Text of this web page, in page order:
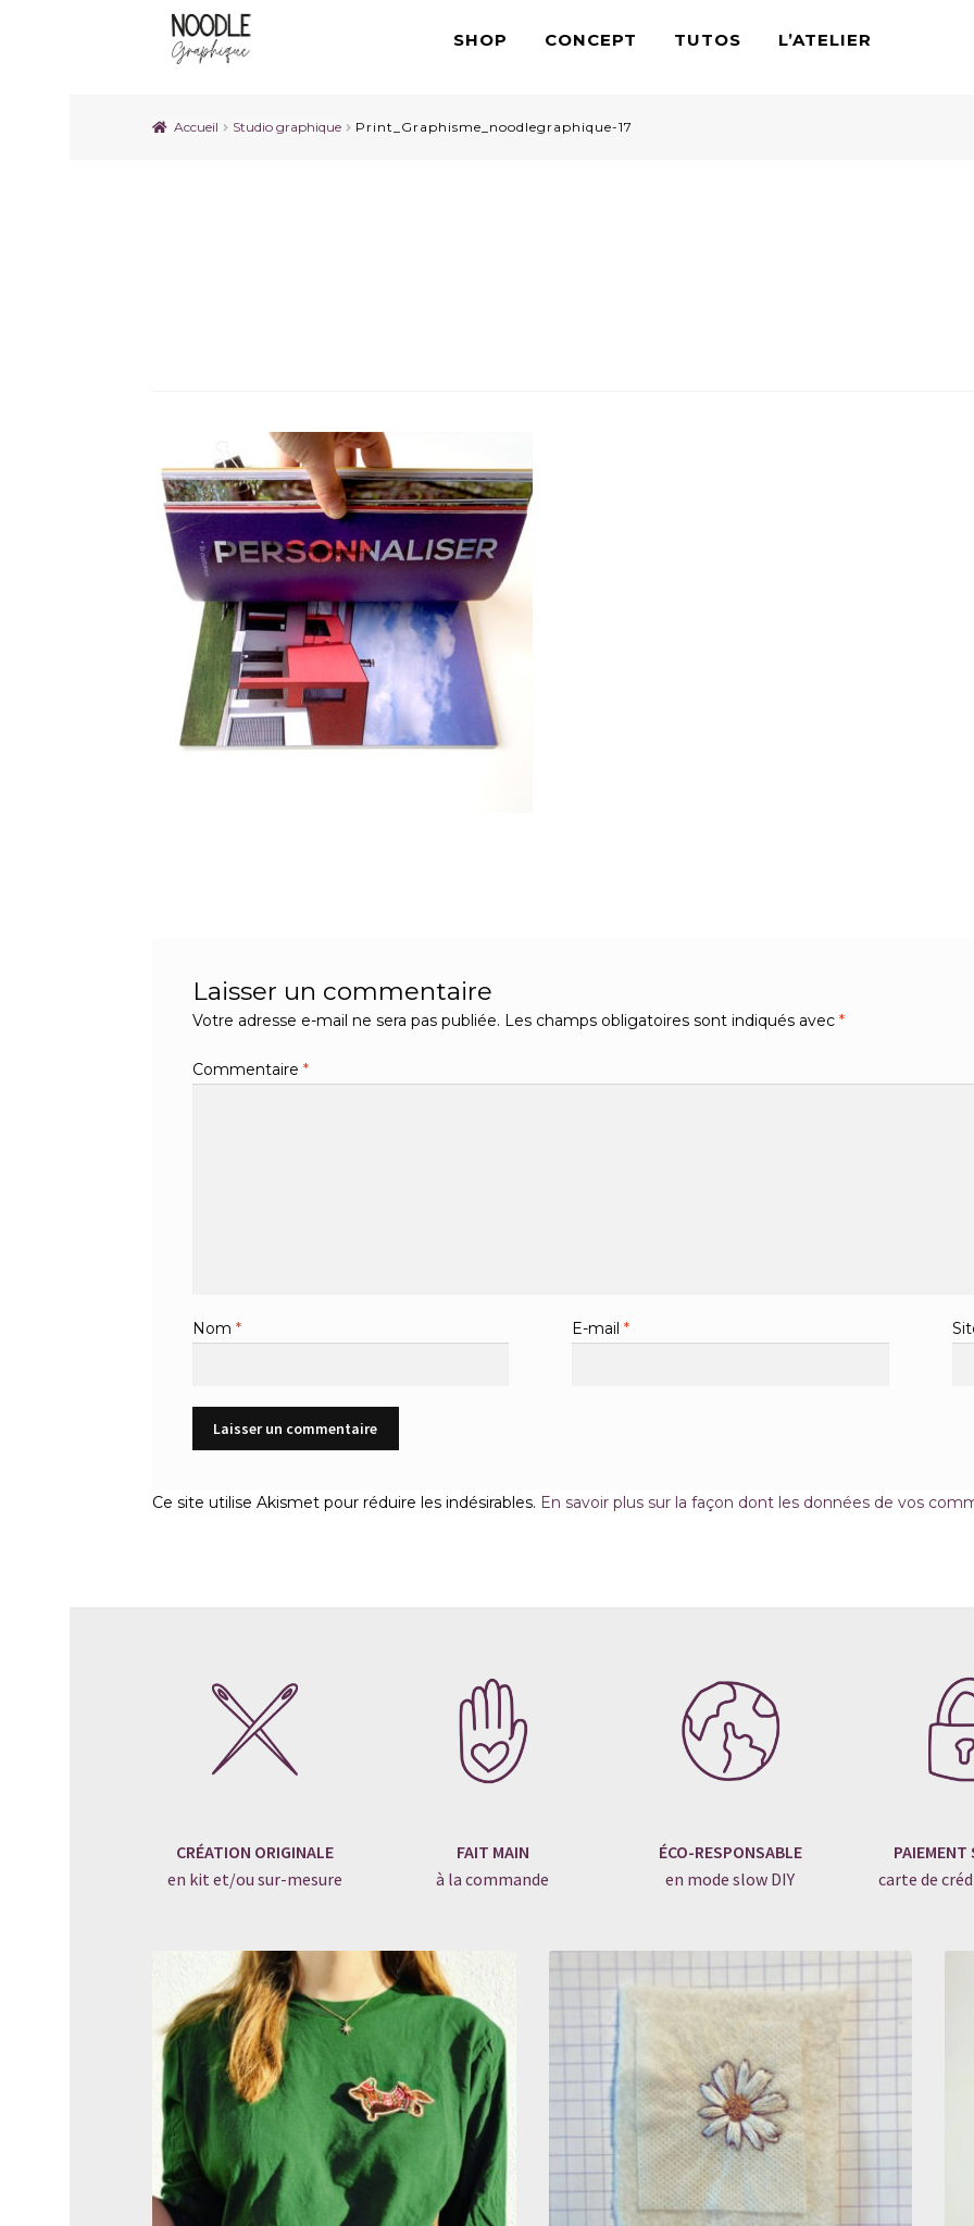
SHOP CONCEPT TUTOS L’ATELIER
Accueil Studio graphique Print_Graphisme_noodlegraphique-17
Laisser un commentaire
Votre adresse e-mail ne sera pas publiée. Les champs obligatoires sont indiqués avec *
Commentaire *
Nom * E-mail*
Ce site utilise Akismet pour réduire les indésirables. En savoir plus sur la façon dont les données de vos
CRÉATION ORIGINALE
en kit et/ou sur-mesure
FAIT MAIN
à la commande
ÉCO-RESPONSABLE
en mode slow DIY
PAIEMENT
carte de